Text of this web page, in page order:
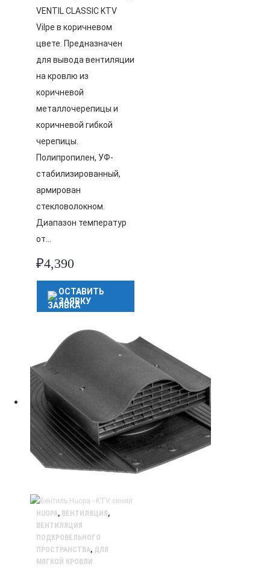
VENTIL CLASSIC KTV
Vilpe в коричневом
цвете. Предназначен
для вывода вентиляции
на кровлю из
коричневой
металлочерепицы и
коричневой гибкой
черепицы.
Полипропилен, УФ-
стабилизированный,
армирован
стекловолокном.
Диапазон температур
от…
₽4,390
ОСТАВИТЬ
ЗАЯВКУ
HUOPA, ВЕНТИЛЯЦИЯ,
ВЕНТИЛЯЦИЯ
ПОДКРОВЕЛЬНОГО
ПРОСТРАНСТВА, ДЛЯ
МЯГКОЙ КРОВЛИ